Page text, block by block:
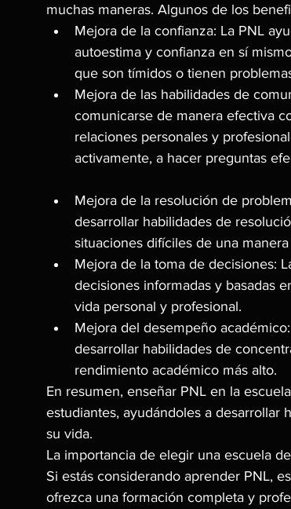
muchas maneras. Algunos de los
Mejora de la confianza: La PNL
autoestima y confianza en sí
que son tímidos o tienen
Mejora de las habilidades de
comunicarse de manera efectiva
relaciones personales y
activamente, a hacer preguntas
Mejora de la resolución de
desarrollar habilidades de
situaciones difíciles de una
Mejora de la toma de decisiones:
decisiones informadas y basadas
vida personal y profesional.
Mejora del desempeño
desarrollar habilidades de
rendimiento académico más alto.
En resumen, enseñar PNL en la
estudiantes, ayudándoles a desarrollar
su vida.
La importancia de elegir una escuela
Si estás considerando aprender PNL,
ofrezca una formación completa y